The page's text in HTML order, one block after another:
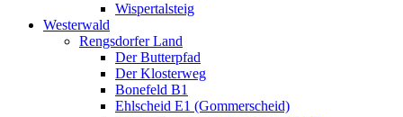
Wispertalsteig
Westerwald
Rengsdorfer Land
Der Butterpfad
Der Klosterweg
Bonefeld B1
Ehlscheid E1 (Gommerscheid)